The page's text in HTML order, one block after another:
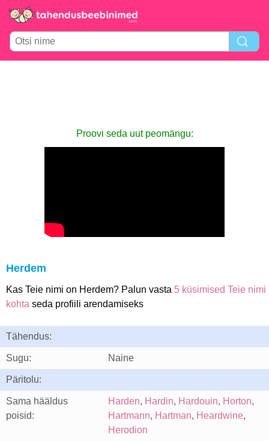
Proovi seda uut peomängu:
Herdem
Kas Teie nimi on Herdem? Palun vasta 5 küsimised Teie nimi
kohta seda profiili arendamiseks
Tähendus:
Sugu: Naine
Päritolu:
Sama hääldus
poisid:
Harden, Hardin, Hardouin, Horton,
Hartmann, Hartman, Heardwine,
Herodion